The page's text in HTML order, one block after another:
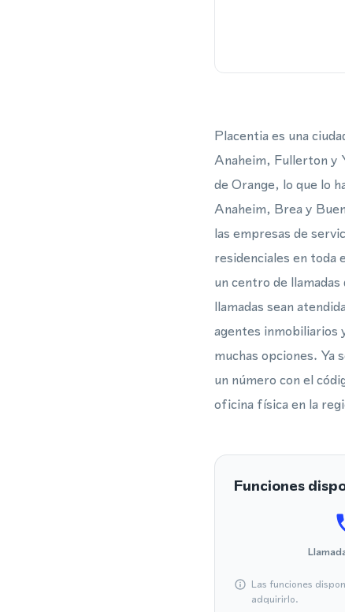
Placentia es una
Anaheim, Fullerton y
de Orange, lo que lo
Anaheim, Brea y
las empresas de
residenciales en toda
un centro de
llamadas sean
agentes inmobiliarios
muchas opciones. Ya
un número con el
oficina física en la
Funciones
Las funciones
adquirirlo.